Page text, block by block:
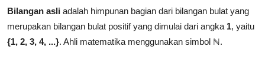
Bilangan asli adalah himpunan bagian dari bilangan bulat yang
merupakan bilangan bulat positif yang dimulai dari angka 1, yaitu
{1, 2, 3, 4, ...}. Ahli matematika menggunakan simbol ℕ.